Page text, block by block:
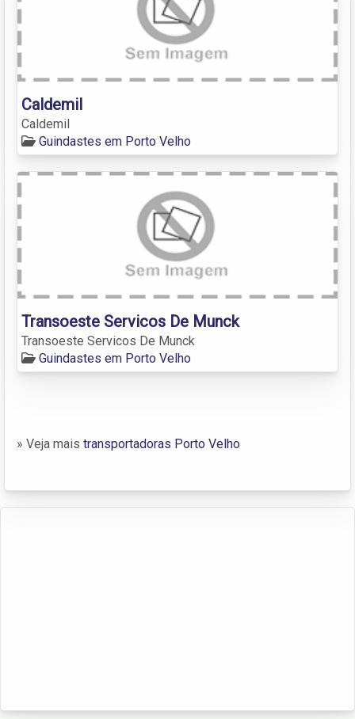
Caldemil
Caldemil
Guindastes em Porto Velho
Transoeste Servicos De Munck
Transoeste Servicos De Munck
Guindastes em Porto Velho
» Veja mais transportadoras Porto Velho